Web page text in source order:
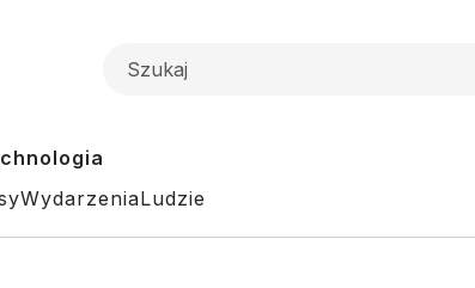
WydarzeniaLudzie